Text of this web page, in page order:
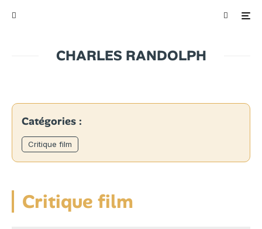
CHARLES RANDOLPH
Catégories :
Critique film
Critique film